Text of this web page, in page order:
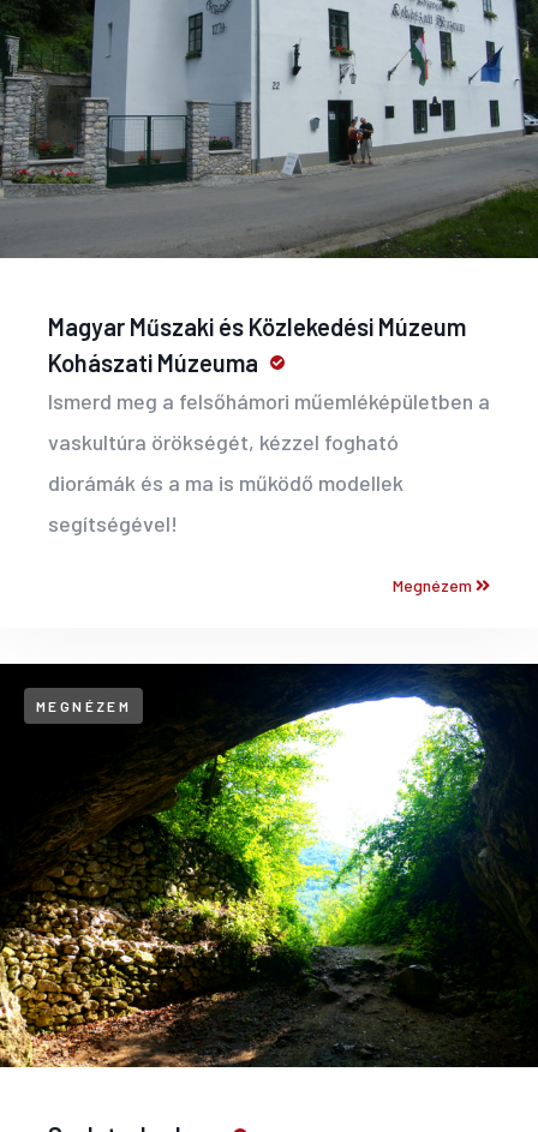
Magyar Műszaki és Közlekedési Múzeum
Kohászati Múzeuma
Ismerd meg a felsőhámori műemléképületben a
vaskultúra örökségét, kézzel fogható
diorámák és a ma is működő modellek
segítségével!
Megnézem
MEGNÉZEM